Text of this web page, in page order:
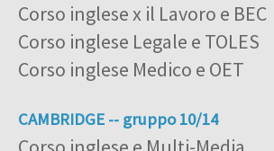
Corso inglese x il Lavoro e BEC
Corso inglese Legale e TOLES
Corso inglese Medico e OET
CAMBRIDGE -- gruppo 10/14